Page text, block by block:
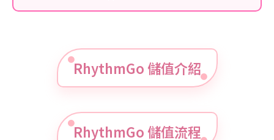
RhythmGo 儲值介紹
RhythmGo 儲值流程